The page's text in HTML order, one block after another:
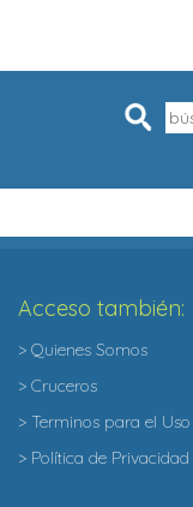
Acceso también:
> Quienes Somos
> Cruceros
> Terminos para el Uso
> Política de Privacidad